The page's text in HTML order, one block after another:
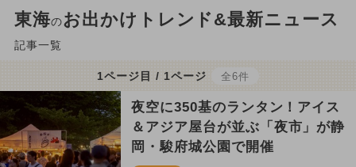
東海のお出かけトレンド&最新ニュース
記事一覧
1ページ目 / 1ページ 全6件
夜空に350基のランタン！アイス
＆アジア屋台が並ぶ「夜市」が静
岡・駿府城公園で開催